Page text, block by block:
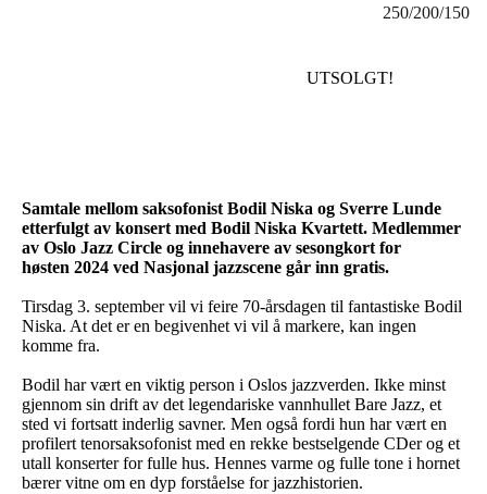
250/200/150
UTSOLGT!
Samtale mellom saksofonist Bodil Niska og Sverre Lunde
etterfulgt av konsert med Bodil Niska Kvartett. Medlemmer
av Oslo Jazz Circle og innehavere av sesongkort for
høsten 2024 ved Nasjonal jazzscene går inn gratis.
Tirsdag 3. september vil vi feire 70-årsdagen til fantastiske Bodil
Niska. At det er en begivenhet vi vil å markere, kan ingen
komme fra.
Bodil har vært en viktig person i Oslos jazzverden. Ikke minst
gjennom sin drift av det legendariske vannhullet Bare Jazz, et
sted vi fortsatt inderlig savner. Men også fordi hun har vært en
profilert tenorsaksofonist med en rekke bestselgende CDer og et
utall konserter for fulle hus. Hennes varme og fulle tone i hornet
bærer vitne om en dyp forståelse for jazzhistorien.